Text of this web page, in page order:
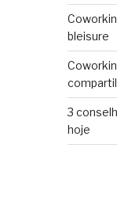
bleisure
3
hoje